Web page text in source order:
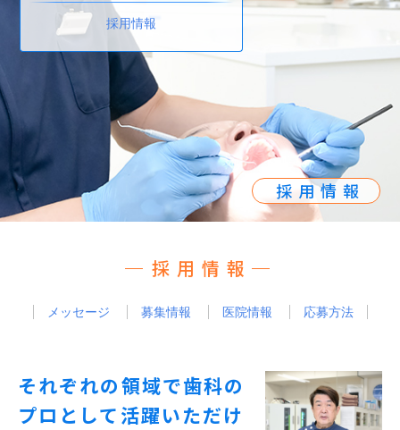
採用情報
採用情報
採用情報
メッセージ 募集情報 医院情報 応募方法
それぞれの領域で歯科の
プロとして活躍いただけ